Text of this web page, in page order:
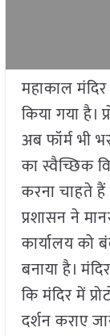
महाकाल मंदिर
किया गया है।
अब फॉर्म भी
का स्वैच्छिक
करना चाहते
प्रशासन ने
कार्यालय को
बनाया है।
कि मंदिर में
दर्शन कराए